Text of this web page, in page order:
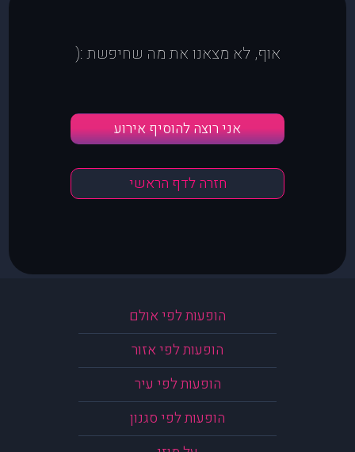
אוף, לא מצאנו את מה שחיפשת :(
אני רוצה להוסיף אירוע
חזרה לדף הראשי
הופעות לפי אולם
הופעות לפי אזור
הופעות לפי עיר
הופעות לפי סגנון